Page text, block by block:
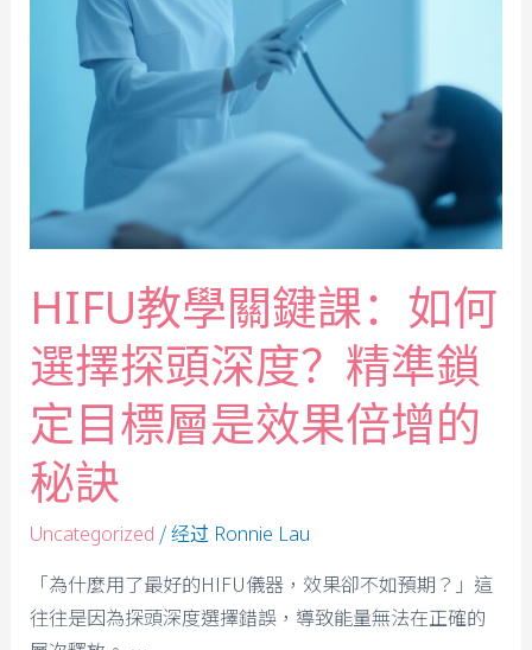
HIFU教學關鍵課：如何
選擇探頭深度？精準鎖
定目標層是效果倍增的
秘訣
Uncategorized / 经过 Ronnie Lau
「為什麼用了最好的HIFU儀器，效果卻不如預期？」這
往往是因為探頭深度選擇錯誤，導致能量無法在正確的